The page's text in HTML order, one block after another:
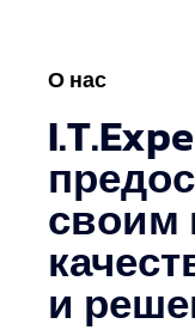
О нас
своим
и